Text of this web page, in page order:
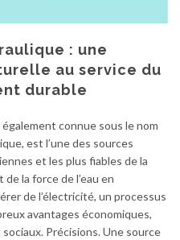
: une
au service du
durable
également connue sous le nom
est l’une des sources
et les plus fiables de la
la force de l’eau en
de l’électricité, un processus
avantages économiques,
Précisions. Une source